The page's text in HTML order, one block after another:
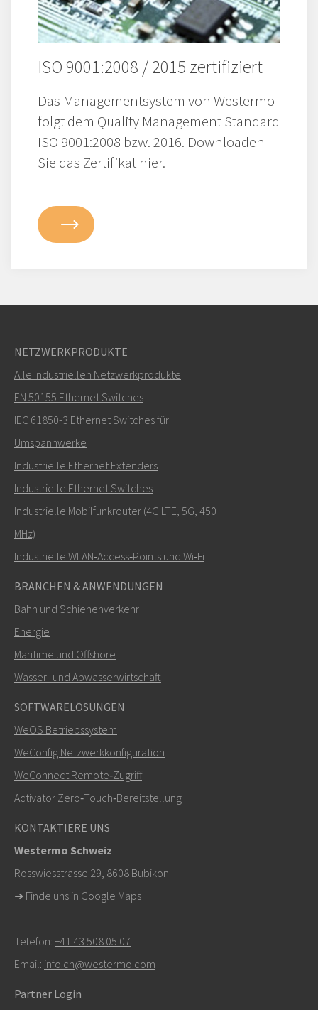
ISO 9001:2008 / 2015 zertifiziert
Das Managementsystem von Westermo
folgt dem Quality Management Standard
ISO 9001:2008 bzw. 2016. Downloaden
Sie das Zertifikat hier.
NETZWERKPRODUKTE
Alle industriellen Netzwerkprodukte
EN 50155 Ethernet Switches
IEC 61850-3 Ethernet Switches für
Umspannwerke
Industrielle Ethernet Extenders
Industrielle Ethernet Switches
Industrielle Mobilfunkrouter (4G LTE, 5G, 450
MHz)
Industrielle WLAN‑Access‑Points und Wi‑Fi
BRANCHEN & ANWENDUNGEN
Bahn und Schienenverkehr
Energie
Maritime und Offshore
Wasser- und Abwasserwirtschaft
SOFTWARELÖSUNGEN
WeOS Betriebssystem
WeConfig Netzwerkkonfiguration
WeConnect Remote‑Zugriff
Activator Zero‑Touch‑Bereitstellung
KONTAKTIERE UNS
Westermo Schweiz
Rosswiesstrasse 29, 8608 Bubikon
➜ Finde uns in Google Maps
Telefon: +41 43 508 05 07
Email: info.ch@westermo.com
Partner Login